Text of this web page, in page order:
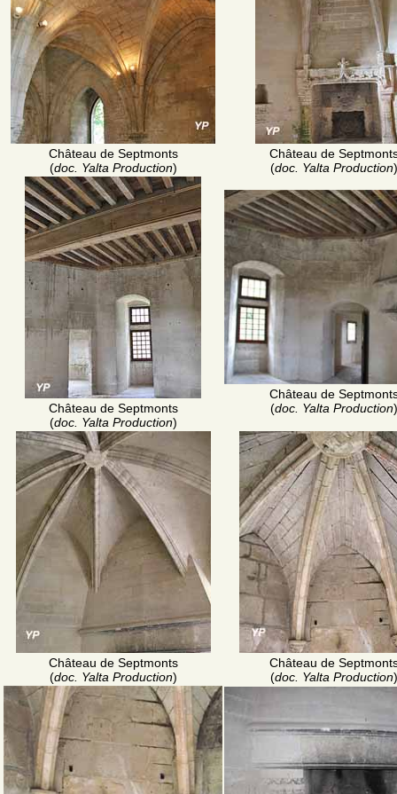
Château de Septmonts
(doc. Yalta Production)
Château de
(doc. Yalta Production)
Château de Septmonts
(doc. Yalta Production)
Château de
(doc. Yalta Production)
Château de Septmonts
(doc. Yalta Production)
Château de
(doc. Yalta Production)